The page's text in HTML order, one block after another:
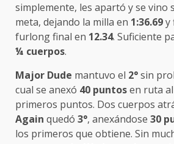
simplemente, les apartó y se vino
meta, dejando la milla en 1:36.69y
furlong final en 12.34. Suficiente
¼ cuerpos.
Major Dude mantuvo el 2°sin
cual se anexó 40 puntosen ruta al
primeros puntos. Dos cuerpos
Again quedó 3°, anexándose 30
los primeros que obtiene. Sin